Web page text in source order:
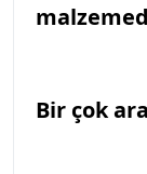
Bir çok